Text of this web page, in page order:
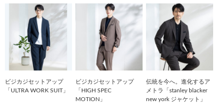
ビジカジセットアップ
「ULTRA WORK SUIT」
ビジカジセットアップ
「HIGH SPEC
MOTION」
伝統を今へ。進化するア
メトラ「stanley blacker
new york ジャケット」